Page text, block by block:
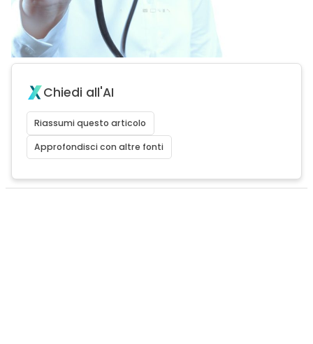
Chiedi all'AI
Riassumi questo articolo
Approfondisci con altre fonti